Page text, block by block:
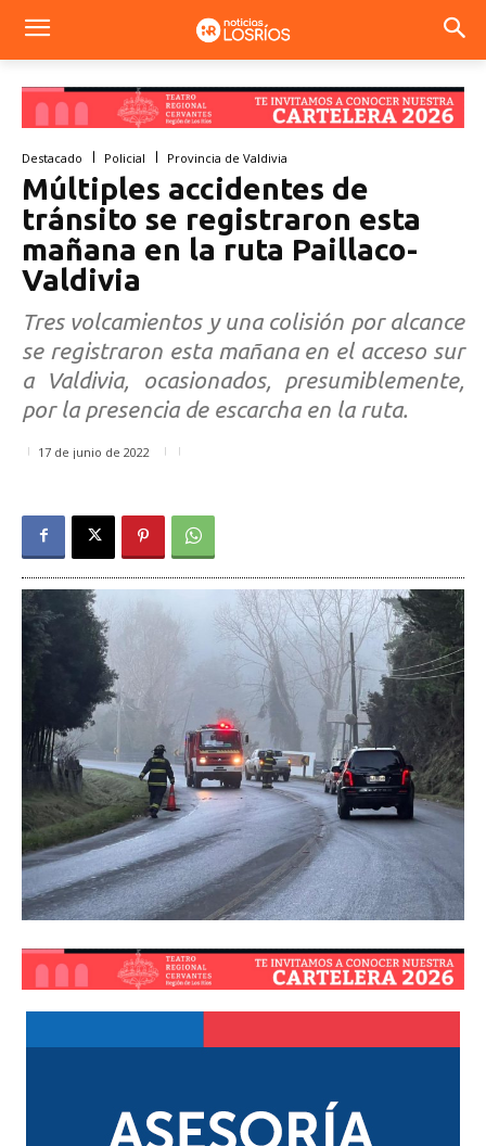
Destacado Policial Provincia de Valdivia
Múltiples accidentes de
tránsito se registraron esta
mañana en la ruta Paillaco-
Valdivia
Tres volcamientos y una colisión por alcance
se registraron esta mañana en el acceso sur
a Valdivia, ocasionados, presumiblemente,
por la presencia de escarcha en la ruta.
17 de junio de 2022